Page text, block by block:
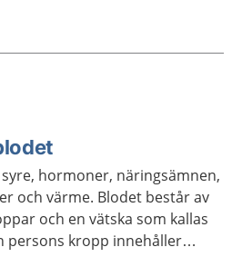
hormoner, näringsämnen,
och värme. Blodet består av
och en vätska som kallas
persons kropp innehåller